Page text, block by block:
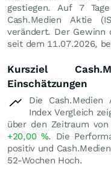
gestiegen. Auf 7
Cash.Medien Aktie
verändert. Der Gewinn
seit dem 11.07.2026,
Kursziel
Einschätzungen
Die
Index Vergleich
über den Zeitraum
+20,00 %. Die
positiv und
52-Wochen Hoch.